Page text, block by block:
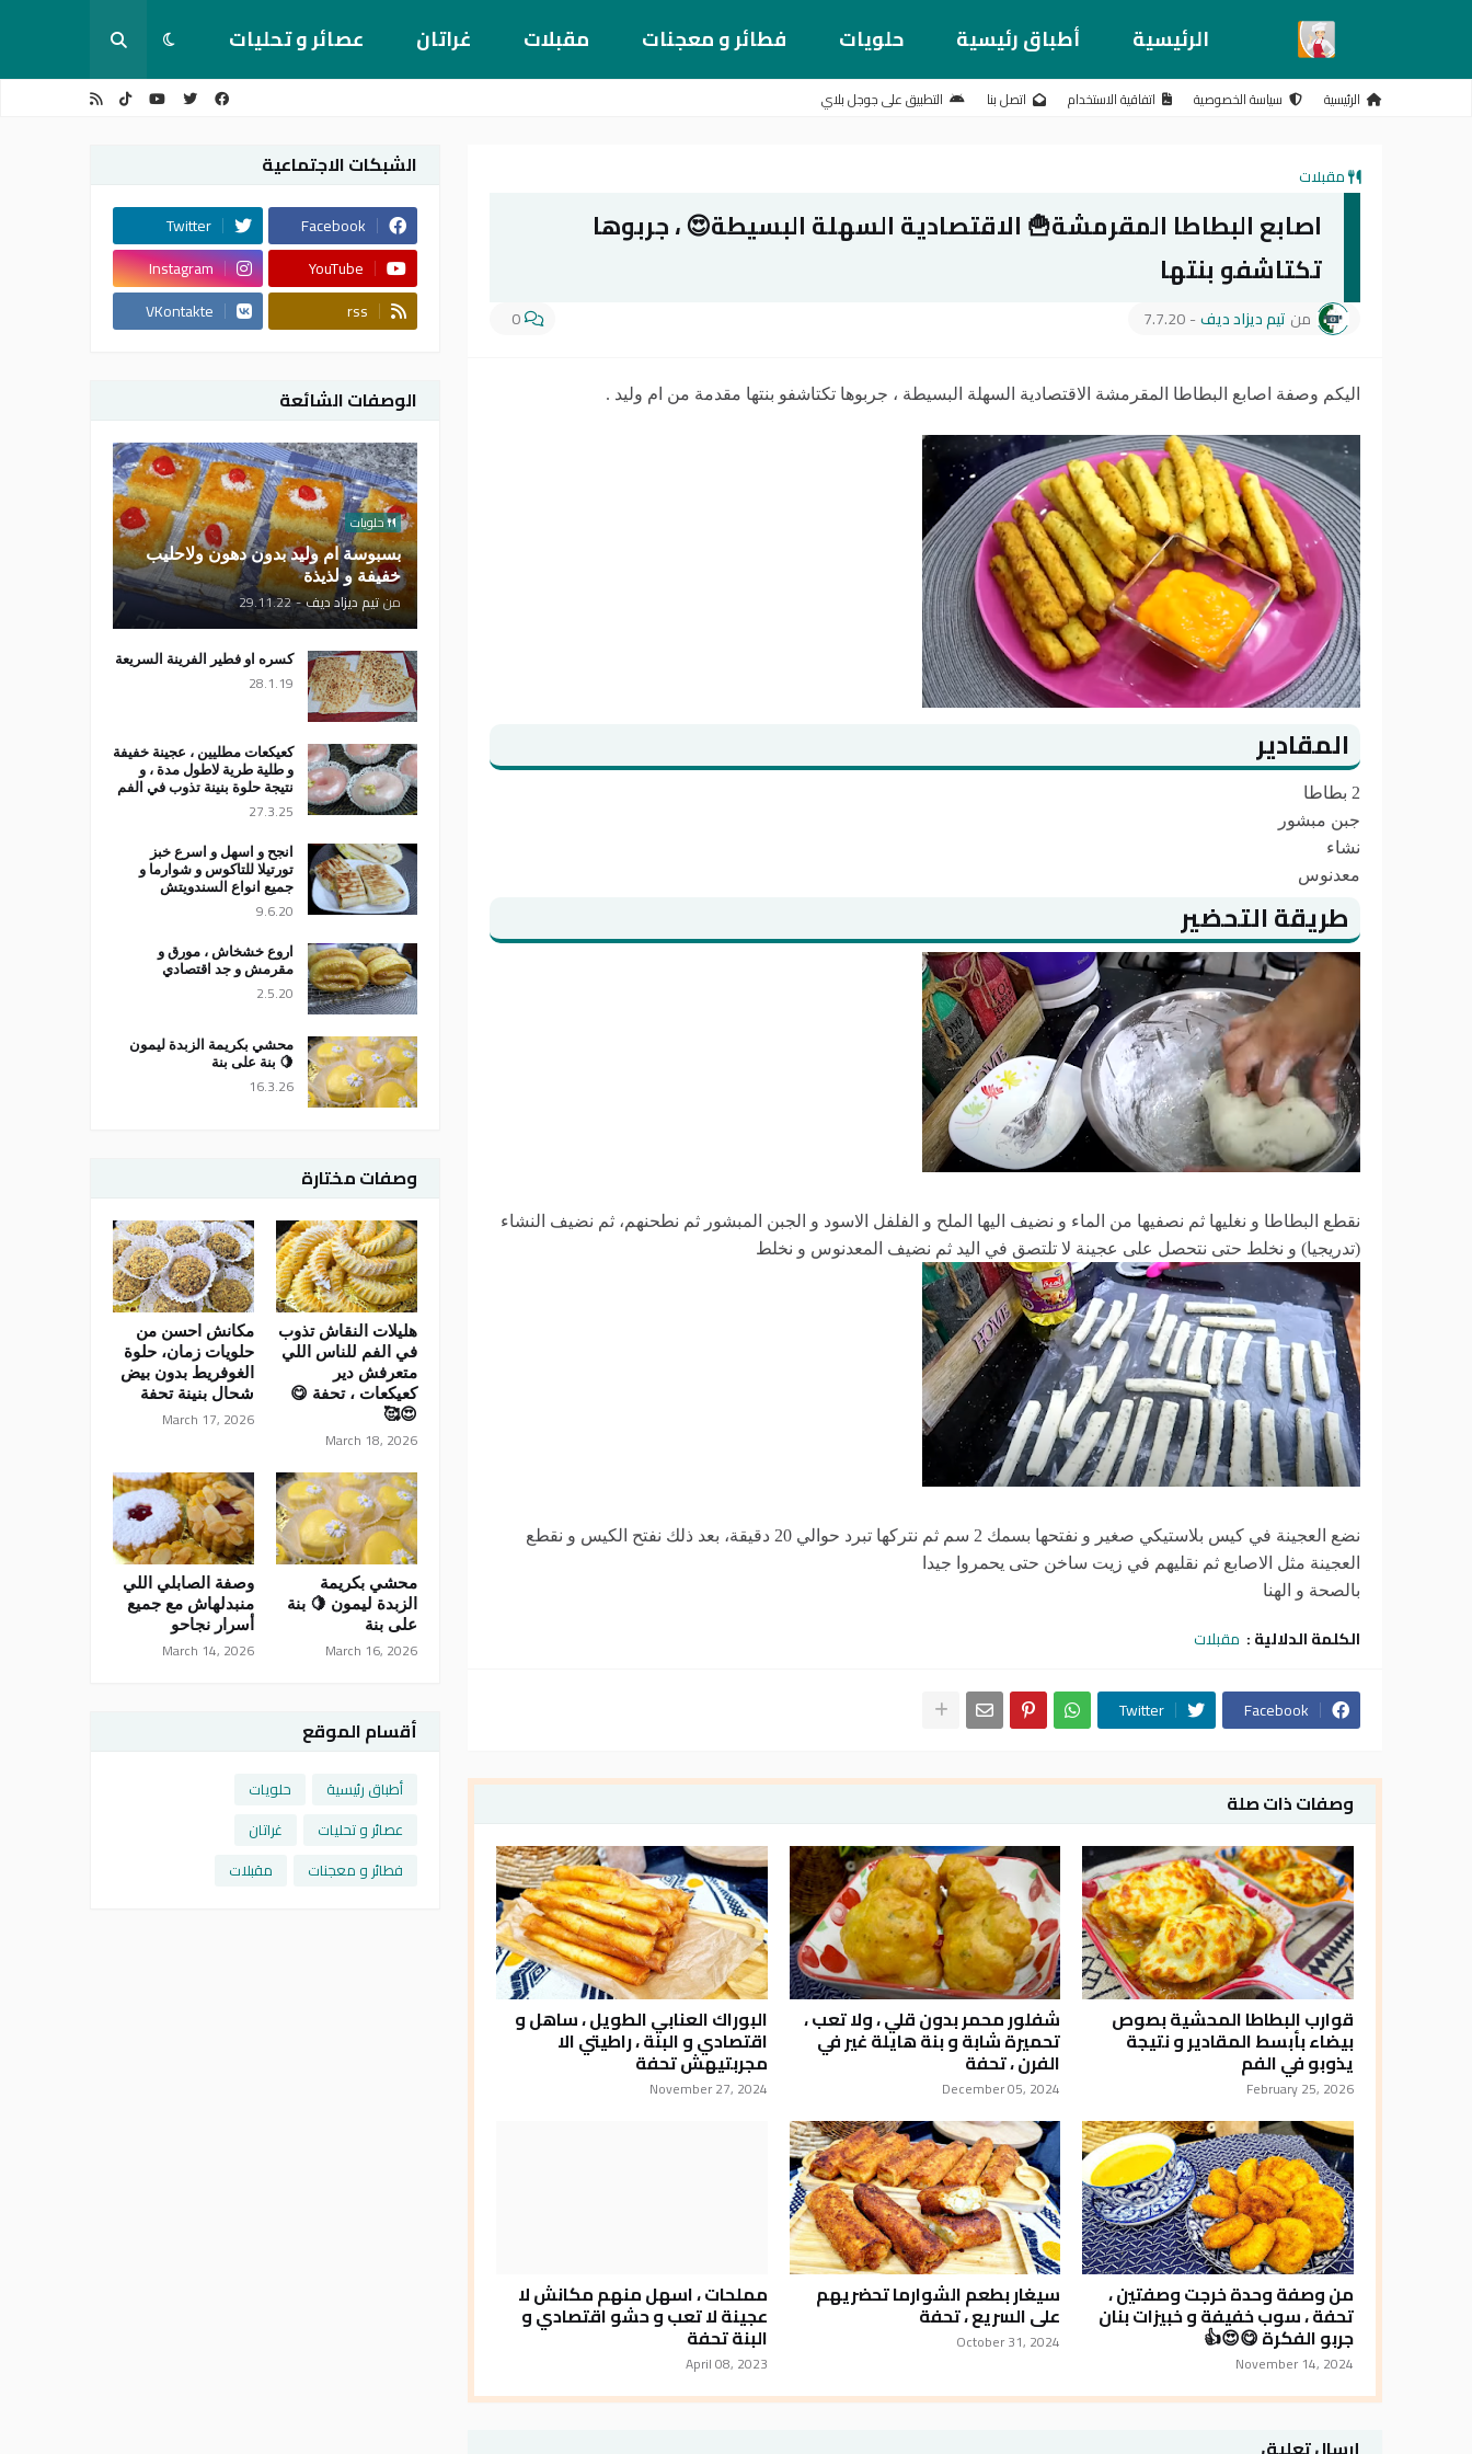
الرئيسية أطباق رئيسية حلويات فطائر و معجنات مقبلات غراتان عصائر و تحليات
الرئيسية سياسة الخصوصية اتفاقية الاستخدام اتصل بنا التطبيق على جوجل بلاي
مقبلات
اصابع البطاطا المقرمشة🍟 الاقتصادية السهلة البسيطة😍 ، جربوها
تكتاشفو بنتها
من تيم ديزاد ديف-
7.7.20
0
اليكم وصفة اصابع البطاطا المقرمشة الاقتصادية السهلة البسيطة ، جربوها تكتاشفو بنتها مقدمة من ام وليد .
المقادير
2 بطاطا
جبن مبشور
نشاء
معدنوس
طريقة التحضير
نقطع البطاطا و نغليها ثم نصفيها من الماء و نضيف اليها الملح و الفلفل الاسود و الجبن المبشور ثم نطحنهم، ثم نضيف النشاء
(تدريجيا) و نخلط حتى نتحصل على عجينة لا تلتصق في اليد ثم نضيف المعدنوس و نخلط
نضع العجينة في كيس بلاستيكي صغير و نفتحها بسمك 2 سم ثم نتركها تبرد حوالي 20 دقيقة، بعد ذلك نفتح الكيس و نقطع
العجينة مثل الاصابع ثم نقليهم في زيت ساخن حتى يحمروا جيدا
بالصحة و الهنا
الكلمة الدلالية : مقبلات
Facebook
Twitter
وصفات ذات صلة
قوارب البطاطا المحشية بصوص
بيضاء بأبسط المقادير و نتيجة
يذوبو في الفم
February 25, 2026
شفلور محمر بدون قلي ، ولا تعب ،
تحميرة شابة و بنة هايلة غير في
الفرن ، تحفة
December 05, 2024
البوراك العنابي الطويل ، ساهل و
اقتصادي و البنة ، راطيتي الا
مجربتيهش تحفة
November 27, 2024
من وصفة وحدة خرجت وصفتين ،
تحفة ، سوب خفيفة و خبيزات بنان
جربو الفكرة 😋😍👍
November 14, 2024
سيغار بطعم الشوارما تحضريهم
على السريع ، تحفة
October 31, 2024
مملحات ، اسهل منهم مكانش لا
عجينة لا تعب و حشو اقتصادي و
البنة تحفة
April 08, 2023
الشبكات الاجتماعية
Facebook
Twitter
YouTube
Instagram
rss
VKontakte
الوصفات الشائعة
حلويات
بسبوسة ام وليد بدون دهون ولاحليب
خفيفة و لذيذة
منتيم ديزاد ديف-
29.11.22
كسره او فطير الفرينة السريعة
28.1.19
كعيكعات مطليين ، عجينة خفيفة
و طلية طرية لاطول مدة ، و
نتيجة حلوة بنينة تذوب في الفم
27.3.25
انجح و اسهل و اسرع خبز
تورتيلا للتاكوس و شوارما و
جميع انواع السندويتش
9.6.20
اروع خشخاش ، مورق و
مقرمش و جد اقتصادي
2.5.20
محشي بكريمة الزبدة ليمون
🍋 بنة على بنة
16.3.26
وصفات مختارة
هليلات النقاش تذوب
في الفم للناس اللي
متعرفش دير
كعيكعات ، تحفة 😋
😍🥰
March 18, 2026
مكانش احسن من
حلويات زمان، حلوة
الغوفريط بدون بيض
شحال بنينة تحفة
March 17, 2026
محشي بكريمة
الزبدة ليمون 🍋 بنة
على بنة
March 16, 2026
وصفة الصابلي اللي
منبدلهاش مع جميع
أسرار نجاحو
March 14, 2026
أقسام الموقع
أطباق رئيسية
حلويات
عصائر و تحليات
غراتان
فطائر و معجنات
مقبلات